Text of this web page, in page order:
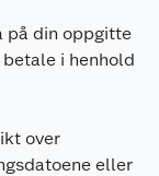
på din oppgitte
i henhold
over
eller